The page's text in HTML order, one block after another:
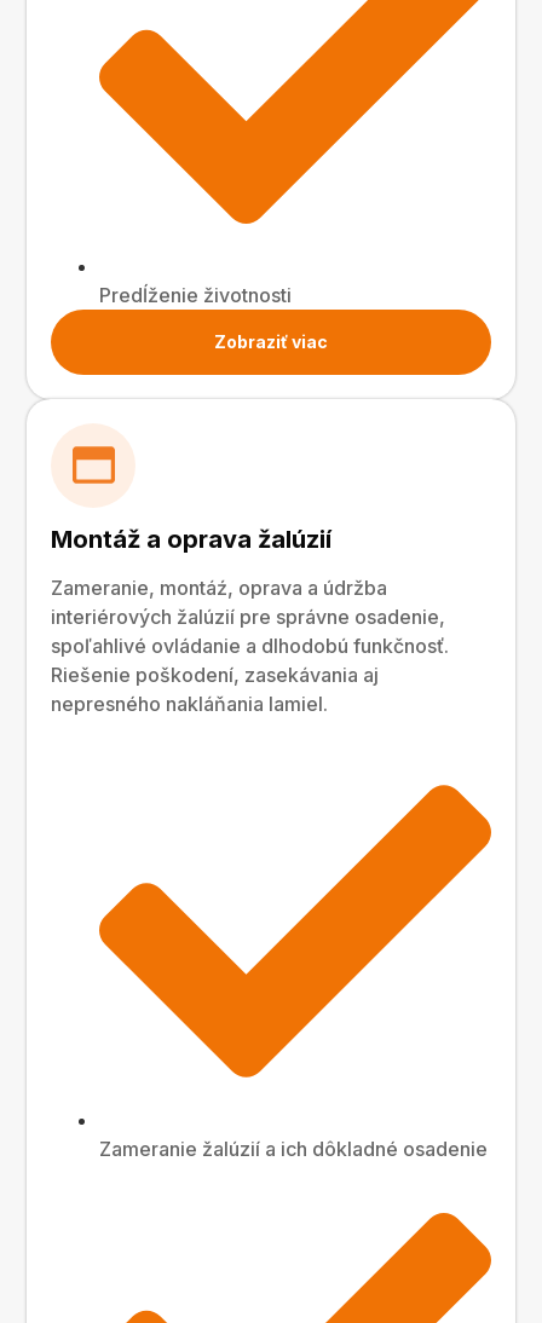
Predĺženie životnosti
Zobraziť viac
Montáž a oprava žalúzií
Zameranie, montáź, oprava a údržba
interiérových žalúzií pre správne osadenie,
spoľahlivé ovládanie a dlhodobú funkčnosť.
Riešenie poškodení, zasekávania aj
nepresného nakláňania lamiel.
Zameranie žalúzií a ich dôkladné osadenie